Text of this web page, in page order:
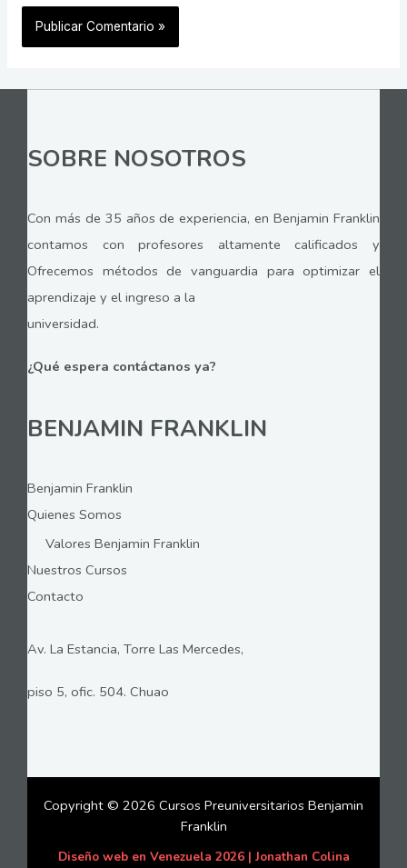
SOBRE NOSOTROS
Con más de 35 años de experiencia, en Benjamin Franklin
contamos con profesores altamente calificados y
Ofrecemos métodos de vanguardia para optimizar el
aprendizaje y el ingreso a la
universidad.
¿Qué espera contáctanos ya?
BENJAMIN FRANKLIN
Benjamin Franklin
Quienes Somos
Valores Benjamin Franklin
Nuestros Cursos
Contacto
Av. La Estancia, Torre Las Mercedes,
piso 5, ofic. 504. Chuao
Copyright © 2026 Cursos Preuniversitarios Benjamin
Franklin
Diseño web en Venezuela 2026 | Jonathan Colina